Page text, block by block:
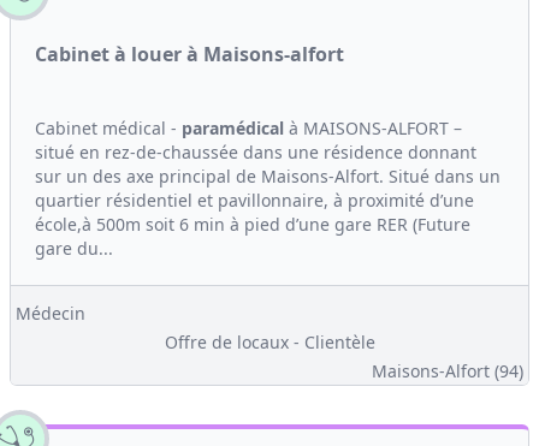
Cabinet à louer à Maisons-alfort
Cabinet médical - paramédical à MAISONS-ALFORT –
situé en rez-de-chaussée dans une résidence donnant
sur un des axe principal de Maisons-Alfort. Situé dans un
quartier résidentiel et pavillonnaire, à proximité d’une
école,à 500m soit 6 min à pied d’une gare RER (Future
gare du...
Médecin
Offre de locaux - Clientèle
Maisons-Alfort (94)